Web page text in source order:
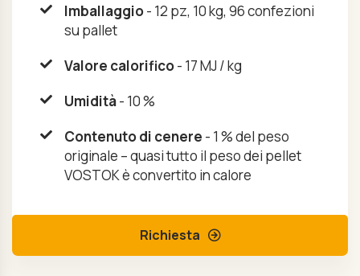
Imballaggio- 12 pz, 10 kg, 96 confezioni
su pallet
Valore calorifico- 17 MJ / kg
Umidità- 10 %
Contenuto di cenere - 1 % del peso
originale – quasi tutto il peso dei pellet
VOSTOK è convertito in calore
Richiesta